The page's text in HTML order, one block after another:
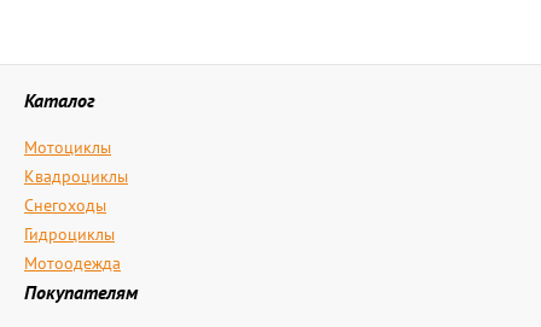
Каталог
Мотоциклы
Квадроциклы
Снегоходы
Гидроциклы
Мотоодежда
Покупателям